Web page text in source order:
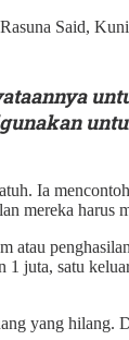
Said,
Ia
mereka harus
atau
juta, satu
yang